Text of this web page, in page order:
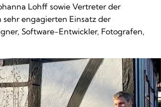
Lohff sowie Vertreter der
engagierten Einsatz der
Software-Entwickler, Fotografen,